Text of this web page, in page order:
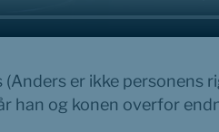
er ikke personens
han og konen overfor